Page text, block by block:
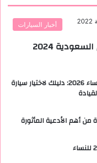
أخبار السيارات
2024
أفضل 15 سيارة للنساء 2026: دليلك لاختيار سيارة
من أهم الأدعية المأثورة